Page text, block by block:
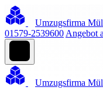
Umzugsfirma
01579-2539600 Angebot
Umzugsfirma